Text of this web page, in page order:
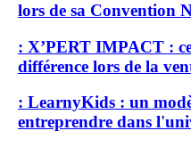
lors de sa Convention
: X’PERT IMPACT :
différence lors de la
: LearnyKids : un
entreprendre dans